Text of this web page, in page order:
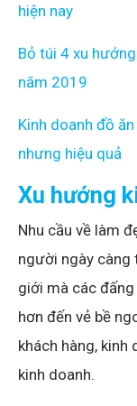
hiện nay
Bỏ túi 4 xu
năm 2019
Kinh doanh đồ
nhưng hiệu quả
Xu hướng
Nhu cầu về làm
người ngày càng
giới mà các
hơn đến vẻ bề
khách hàng, kinh
kinh doanh.